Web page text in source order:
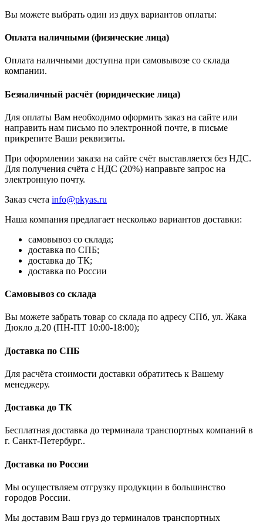
Вы можете выбрать один из двух вариантов оплаты:
Оплата наличными (физические лица)
Оплата наличными доступна при самовывозе со склада
компании.
Безналичный расчёт (юридические лица)
Для оплаты Вам необходимо оформить заказ на сайте или
направить нам письмо по электронной почте, в письме
прикрепите Ваши реквизиты.
При оформлении заказа на сайте счёт выставляется без НДС.
Для получения счёта с НДС (20%) направьте запрос на
электронную почту.
Заказ счета info@pkyas.ru
Наша компания предлагает несколько вариантов доставки:
самовывоз со склада;
доставка по СПБ;
доставка до ТК;
доставка по России
Самовывоз со склада
Вы можете забрать товар со склада по адресу СПб, ул. Жака
Дюкло д.20 (ПН-ПТ 10:00-18:00);
Доставка по СПБ
Для расчёта стоимости доставки обратитесь к Вашему
менеджеру.
Доставка до ТК
Бесплатная доставка до терминала транспортных компаний в
г. Санкт-Петербург..
Доставка по России
Мы осуществляем отгрузку продукции в большинство
городов России.
Мы доставим Ваш груз до терминалов транспортных